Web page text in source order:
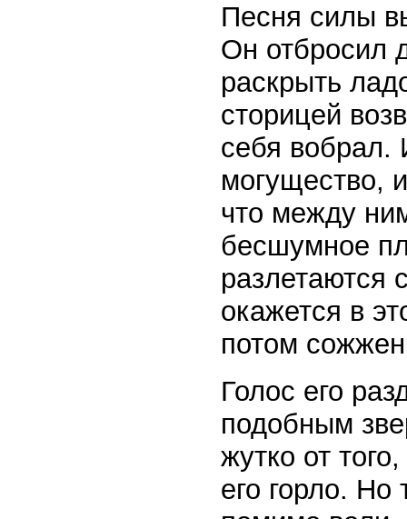
Песня силы
Он отбросил
раскрыть
сторицей
себя вобрал.
могущество,
что между
бесшумное
разлетаются
окажется в
потом
Голос его
подобным
жутко от
его горло. Но